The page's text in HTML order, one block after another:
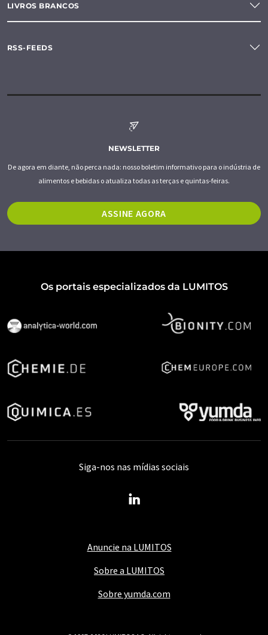
LIVROS BRANCOS
RSS-FEEDS
NEWSLETTER
De agora em diante, não perca nada: nosso boletim informativo para o indústria de
alimentos e bebidas o atualiza todas as terças e quintas-feiras.
ASSINE AGORA
Os portais especializados da LUMITOS
Anuncie na LUMITOS
Sobre a LUMITOS
Sobre yumda.com
Siga-nos nas mídias sociais